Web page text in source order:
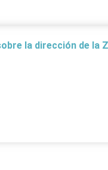
la dirección de la